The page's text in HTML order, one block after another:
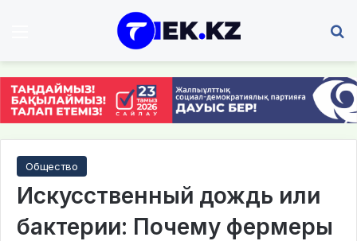
Общество
Искусственный дождь или
бактерии: Почему фермеры